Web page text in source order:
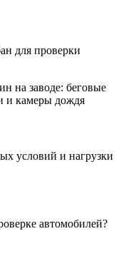
для проверки
условий и нагрузки
автомобилей?